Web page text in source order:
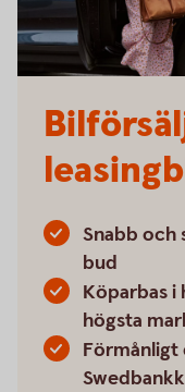
Snabb och
bud
Köparbas i
högsta
Förmånligt